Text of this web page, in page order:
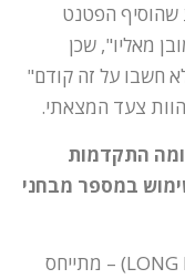
הפטנט
מאליו", שכן
חשבו על זה קודם"
צעד המצאתי.
התקדמות
במספר מבחני
מבחן החסר המתמשך (LONG FELT NEED) – מתייחס